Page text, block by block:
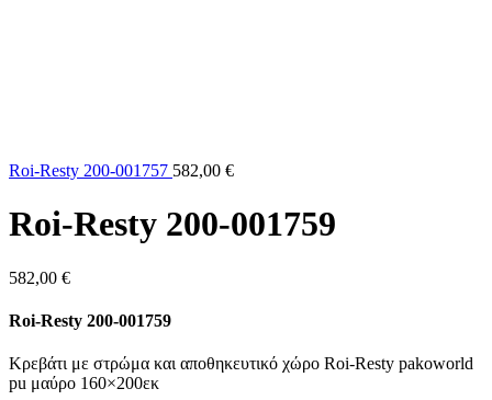
Roi-Resty 200-001757 582,00 €
Roi-Resty 200-001759
582,00 €
Roi-Resty 200-001759
Κρεβάτι με στρώμα και αποθηκευτικό χώρο Roi-Resty pakoworld
pu μαύρο 160×200εκ